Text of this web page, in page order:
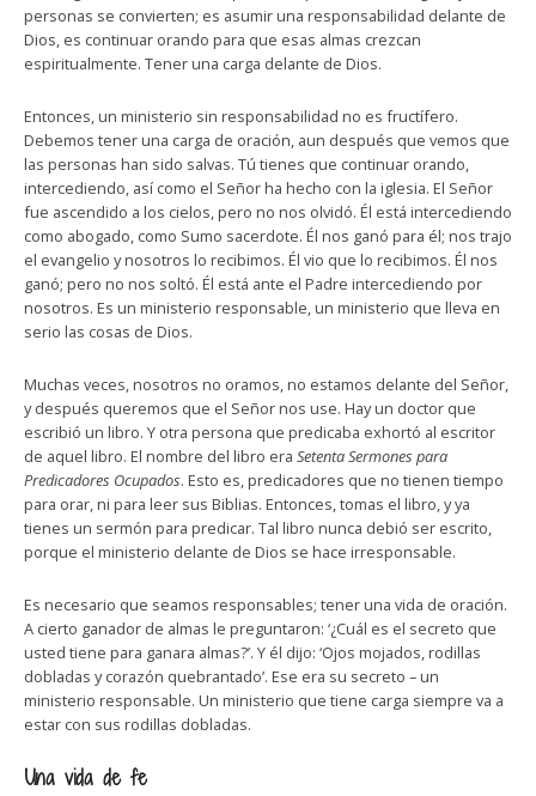
personas se convierten; es asumir una responsabilidad delante de
Dios, es continuar orando para que esas almas crezcan
espiritualmente. Tener una carga delante de Dios.
Entonces, un ministerio sin responsabilidad no es fructífero.
Debemos tener una carga de oración, aun después que vemos que
las personas han sido salvas. Tú tienes que continuar orando,
intercediendo, así como el Señor ha hecho con la iglesia. El Señor
fue ascendido a los cielos, pero no nos olvidó. Él está intercediendo
como abogado, como Sumo sacerdote. Él nos ganó para él; nos trajo
el evangelio y nosotros lo recibimos. Él vio que lo recibimos. Él nos
ganó; pero no nos soltó. Él está ante el Padre intercediendo por
nosotros. Es un ministerio responsable, un ministerio que lleva en
serio las cosas de Dios.
Muchas veces, nosotros no oramos, no estamos delante del Señor,
y después queremos que el Señor nos use. Hay un doctor que
escribió un libro. Y otra persona que predicaba exhortó al escritor
de aquel libro. El nombre del libro era Setenta Sermones para
Predicadores Ocupados. Esto es, predicadores que no tienen tiempo
para orar, ni para leer sus Biblias. Entonces, tomas el libro, y ya
tienes un sermón para predicar. Tal libro nunca debió ser escrito,
porque el ministerio delante de Dios se hace irresponsable.
Es necesario que seamos responsables; tener una vida de oración.
A cierto ganador de almas le preguntaron: ‘¿Cuál es el secreto que
usted tiene para ganara almas?’. Y él dijo: ‘Ojos mojados, rodillas
dobladas y corazón quebrantado’. Ese era su secreto – un
ministerio responsable. Un ministerio que tiene carga siempre va a
estar con sus rodillas dobladas.
Una vida de fe